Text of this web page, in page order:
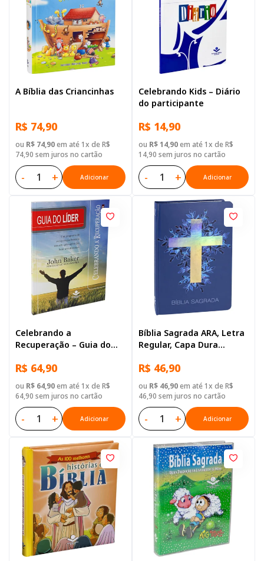
A Bíblia das Criancinhas
R$ 74,90
ou R$ 74,90em até 1x de R$
74,90 sem juros no cartão
- + Adicionar
Celebrando Kids – Diário
do participante
R$ 14,90
ou R$ 14,90em até 1x de R$
14,90 sem juros no cartão
- + Adicionar
Celebrando a
Recuperação – Guia do
R$ 64,90
ou R$ 64,90em até 1x de R$
64,90 sem juros no cartão
- + Adicionar
Bíblia Sagrada ARA, Letra
Regular, Capa Dura
R$ 46,90
ou R$ 46,90em até 1x de R$
46,90 sem juros no cartão
- + Adicionar